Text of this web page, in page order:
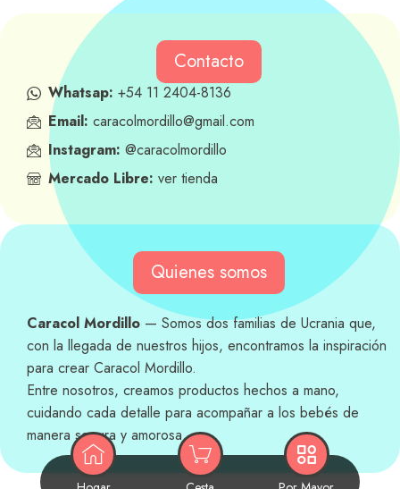
Quienes somos
Caracol Mordillo — Somos dos familias de Ucrania que,
con la llegada de nuestros hijos, encontramos la inspiración
para crear Caracol Mordillo.
Entre nosotros, creamos productos hechos a mano,
cuidando cada detalle para acompañar a los bebés de
manera segura y amorosa.
Contacto
Whatsap: +54 11 2404-8136
Email: caracolmordillo@gmail.com
Instagram: @caracolmordillo
Mercado Libre: ver tienda